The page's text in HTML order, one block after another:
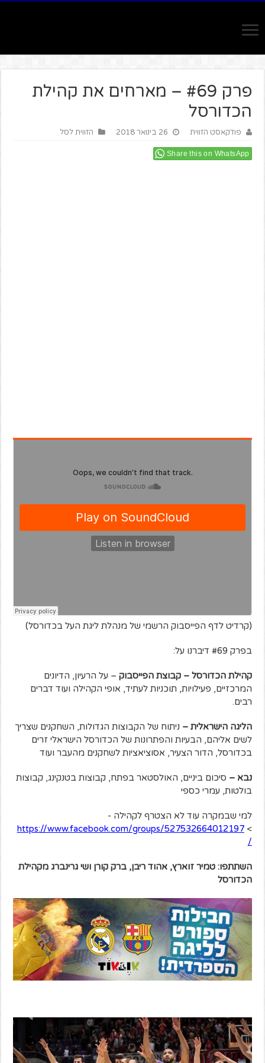
פרק #69 – מארחים את קהילת
הכדורסל
פודקאסט הזווית 26 בינואר 2018 הזווית לסל
Share this on WhatsApp
(קרדיט לדף הפייסבוק הרשמי של מנהלת ליגת העל בכדורסל)
בפרק #69 דיברנו על:
קהילת הכדורסל – קבוצת הפייסבוק – על הרעיון, הדיונים
המרכזיים, פעילויות, תוכניות לעתיד, אופי הקהילה ועוד דברים
רבים.
הליגה הישראלית – ניתוח של הקבוצות הגדולות, השחקנים שצריך
לשים אליהם, הבעיות והפתרונות של הכדורסל הישראלי זרים
בכדורסל, הדור הצעיר, אסוציאציות לשחקנים מהעבר ועוד
נבא – סיכום ביניים, האולסטאר בפתח, קבוצות בטנקינג, קבוצות
בולטות, עמרי כספי
למי שבמקרה עוד לא הצטרף לקהילה -
>
https://www.facebook.com/groups/527532664012197
/
השתתפו: טמיר זוארץ, אהוד ריבן, ברק קורן ושי גרינברג מקהילת
הכדורסל